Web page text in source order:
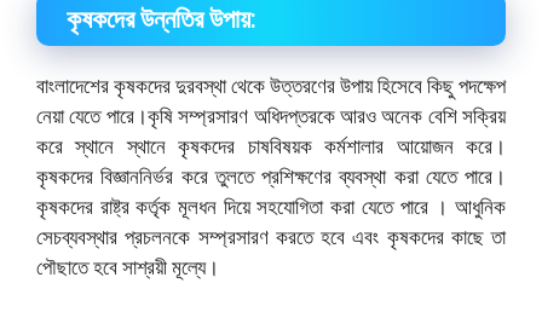
কৃষকদের উন্নতির উপায়:
বাংলাদেশের কৃষকদের দুরবস্থা থেকে উত্তরণের উপায় হিসেবে কিছু পদক্ষেপ
নেয়া যেতে পারে।কৃষি সম্প্রসারণ অধিদপ্তরকে আরও অনেক বেশি সক্রিয়
করে স্থানে স্থানে কৃষকদের চাষবিষয়ক কর্মশালার আয়ােজন করে।
কৃষকদের বিজ্ঞাননির্ভর করে তুলতে প্রশিক্ষণের ব্যবস্থা করা যেতে পারে।
কৃষকদের রাষ্ট্র কর্তৃক মূলধন দিয়ে সহযােগিতা করা যেতে পারে । আধুনিক
সেচব্যবস্থার প্রচলনকে সম্প্রসারণ করতে হবে এবং কৃষকদের কাছে তা
পৌছাতে হবে সাশ্রয়ী মূল্যে।